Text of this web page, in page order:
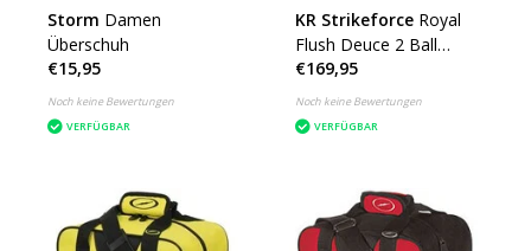
Storm Damen
Überschuh
€15,95
Noch keine Bewertungen
VERFÜGBAR
KR Strikeforce Royal
Flush Deuce 2 Ball
Backpack
€169,95
Noch keine Bewertungen
VERFÜGBAR